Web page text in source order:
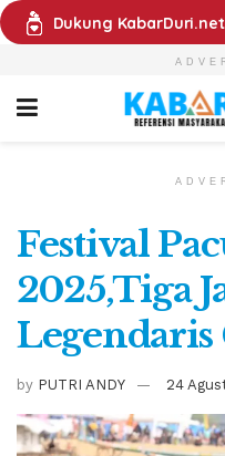
Dukung
Festival
2025,Tiga
by PUTRI ANDY 24